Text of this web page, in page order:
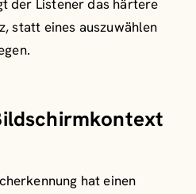
der Listener das härtere
statt eines auszuwählen
hat einen